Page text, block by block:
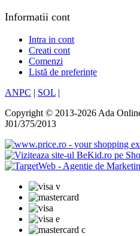
Informatii cont
Intra in cont
Creati cont
Comenzi
Listă de preferințe
ANPC | SOL |
Copyright © 2013-2026 Ada
J01/375/2013